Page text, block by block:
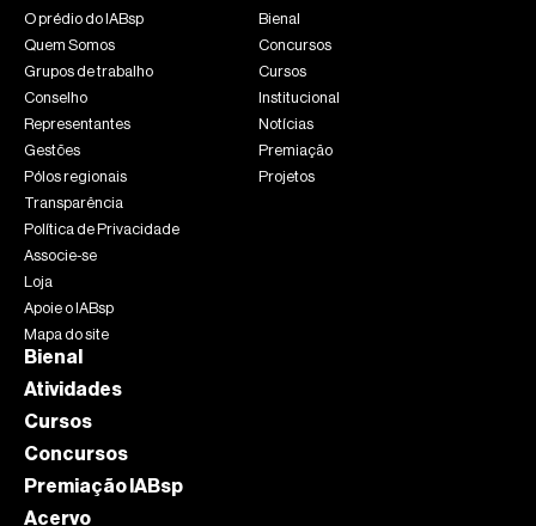
O prédio do IABsp
Quem Somos
Grupos de trabalho
Conselho
Representantes
Gestões
Pólos regionais
Transparência
Política de Privacidade
Associe-se
Loja
Apoie o IABsp
Mapa do site
Bienal
Concursos
Cursos
Institucional
Notícias
Premiação
Projetos
Bienal
Atividades
Cursos
Concursos
Premiação IABsp
Acervo